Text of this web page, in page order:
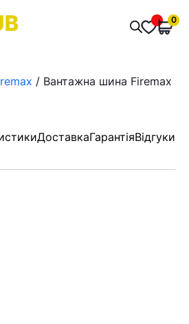
Пошук
товарів
0
/ Вантажна шина Firemax
ДоставкаГарантіяВідгуки